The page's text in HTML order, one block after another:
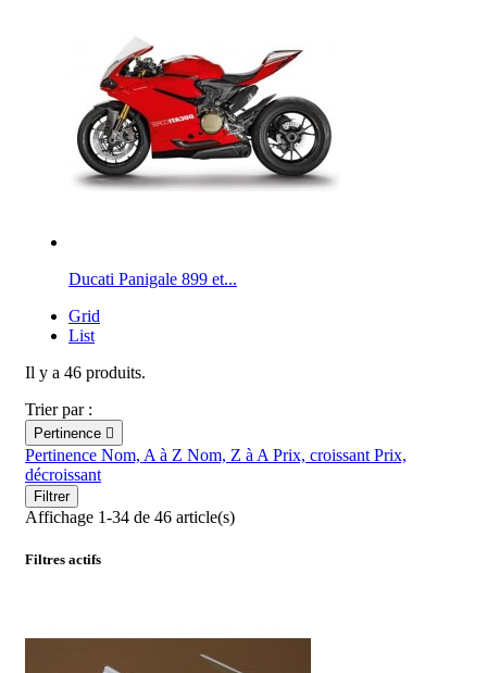
Ducati Panigale 899 et...
Grid
List
Il y a 46 produits.
Trier par :
Pertinence 
Pertinence Nom, A à Z Nom, Z à A Prix, croissant Prix,
décroissant
Filtrer
Affichage 1-34 de 46 article(s)
Filtres actifs